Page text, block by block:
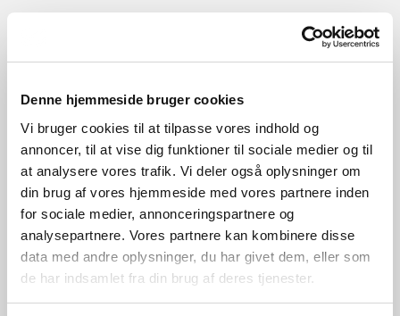
Denne hjemmeside bruger cookies
Vi bruger cookies til at tilpasse vores indhold og
annoncer, til at vise dig funktioner til sociale medier og til
at analysere vores trafik. Vi deler også oplysninger om
din brug af vores hjemmeside med vores partnere inden
for sociale medier, annonceringspartnere og
analysepartnere. Vores partnere kan kombinere disse
data med andre oplysninger, du har givet dem, eller som
de har indsamlet fra din brug af deres tjenester.
LED – Source lumineuse non remplaçable
Non, atténuation impossible
Température de couleur (K)
2700
Luminosité de l’éclairage (Lumen)
600.0
Protection IP
IP65
Zone
Extérieur